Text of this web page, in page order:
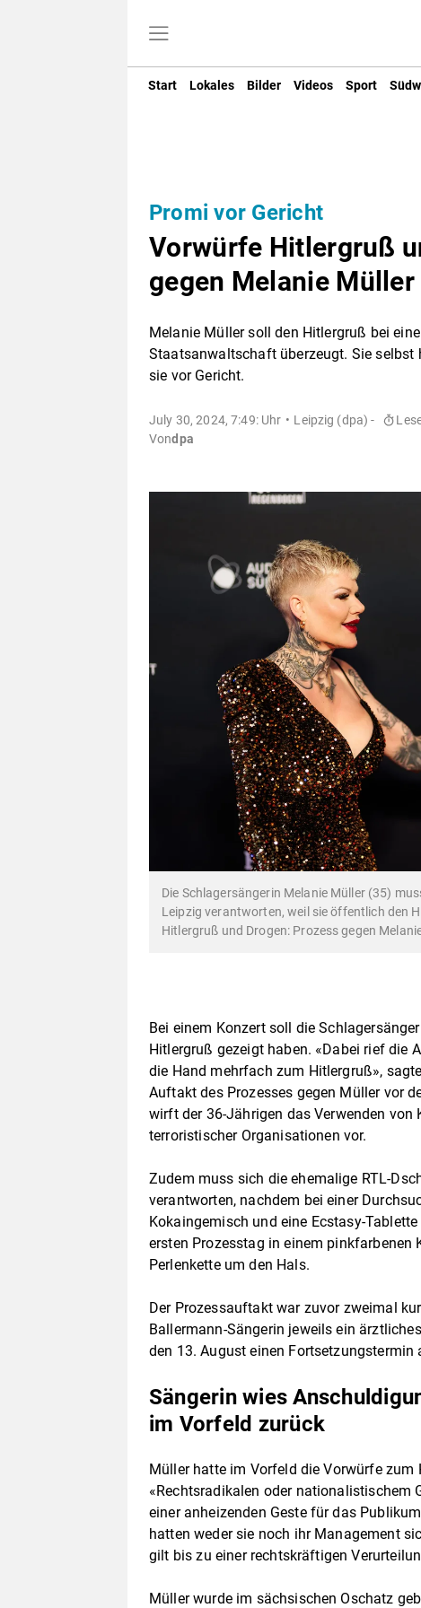
Start Lokales Bilder Videos Sport
Promi vor Gericht
Vorwürfe Hitlergruß
gegen Melanie Müller
Melanie Müller soll den Hitlergruß bei
Staatsanwaltschaft überzeugt. Sie selbst
sie vor Gericht.
July 30, 2024, 7:49: Uhr Leipzig (dpa) -
Vondpa
Die Schlagersängerin Melanie Müller (35)
Leipzig verantworten, weil sie öffentlich den
Hitlergruß und Drogen: Prozess gegen
Bei einem Konzert soll die
Hitlergruß gezeigt haben. «Dabei rief die
die Hand mehrfach zum Hitlergruß»,
Auftakt des Prozesses gegen Müller vor
wirft der 36-Jährigen das Verwenden
terroristischer Organisationen vor.
Zudem muss sich die ehemalige RTL-
verantworten, nachdem bei einer
Kokaingemisch und eine Ecstasy-
ersten Prozesstag in einem
Perlenkette um den Hals.
Der Prozessauftakt war zuvor zweimal
Ballermann-Sängerin jeweils ein
den 13. August einen Fortsetzungstermin
Sängerin wies
im Vorfeld zurück
Müller hatte im Vorfeld die Vorwürfe zum
«Rechtsradikalen oder nationalistischem
einer anheizenden Geste für das
hatten weder sie noch ihr Management
gilt bis zu einer rechtskräftigen
Müller wurde im sächsischen Oschatz